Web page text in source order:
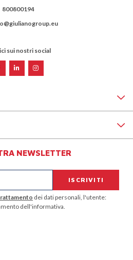
800800194
sui nostri social
NEWSLETTER
dei dati personali, l'utente:
dell'informativa.